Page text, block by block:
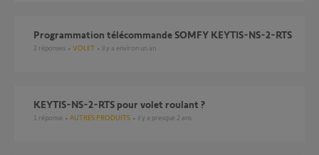
Programmation télécommande SOMFY KEYTIS-NS-2-RTS
2 réponses VOLET il y a environ un an
KEYTIS-NS-2-RTS pour volet roulant ?
1 réponse AUTRES PRODUITS il y a presque 2 ans